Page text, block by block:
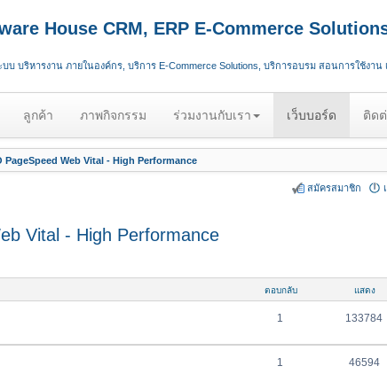
House CRM, ERP E-Commerce
บ บริหารงาน ภายในองค์กร, บริการ E-Commerce Solutions, บริการอบรม สอนการใช้งาน
ลูกค้า ภาพกิจกรรม ร่วมงานกับเรา เว็บบอร์ด ติดต่
Web Vital - High Performance
สมัครสมาชิก
Vital - High Performance
ตอบกลับ แสดง
1 133784
1 46594